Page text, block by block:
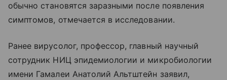
обычно становятся заразными после появления
симптомов, отмечается в исследовании.
Ранее вирусолог, профессор, главный научный
сотрудник НИЦ эпидемиологии и микробиологии
имени Гамалеи Анатолий Альтштейн заявил,